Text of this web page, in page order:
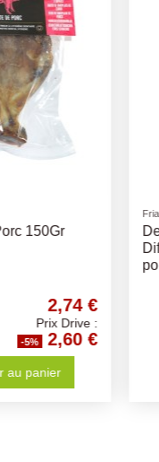
séché 12cm
1,57 €
Prix Drive :
-5% 1,49 €
au panier